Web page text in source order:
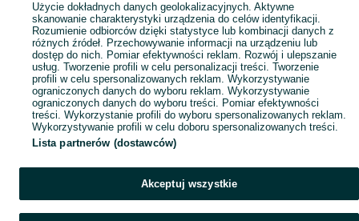
Użycie dokładnych danych geolokalizacyjnych. Aktywne
skanowanie charakterystyki urządzenia do celów identyfikacji.
Rozumienie odbiorców dzięki statystyce lub kombinacji danych z
różnych źródeł. Przechowywanie informacji na urządzeniu lub
dostęp do nich. Pomiar efektywności reklam. Rozwój i ulepszanie
usług. Tworzenie profili w celu personalizacji treści. Tworzenie
profili w celu spersonalizowanych reklam. Wykorzystywanie
ograniczonych danych do wyboru reklam. Wykorzystywanie
ograniczonych danych do wyboru treści. Pomiar efektywności
treści. Wykorzystanie profili do wyboru spersonalizowanych reklam.
Wykorzystywanie profili w celu doboru spersonalizowanych treści.
Lista partnerów (dostawców)
Akceptuj wszystkie